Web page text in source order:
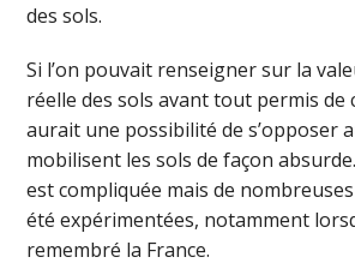
des sols.
Si l’on pouvait renseigner sur la
réelle des sols avant tout permis de
aurait une possibilité de s’opposer
mobilisent les sols de façon
est compliquée mais de
été expérimentées, notamment
remembré la France.